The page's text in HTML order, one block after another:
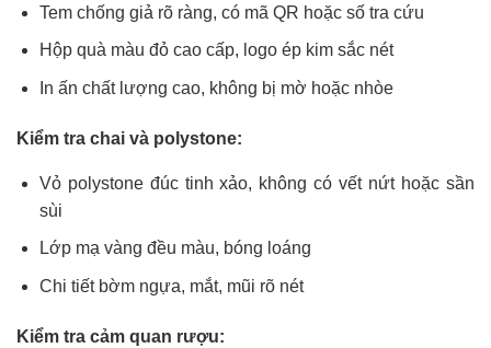
Tem chống giả rõ ràng, có mã QR hoặc số tra cứu
Hộp quà màu đỏ cao cấp, logo ép kim sắc nét
In ấn chất lượng cao, không bị mờ hoặc nhòe
Kiểm tra chai và polystone:
Vỏ polystone đúc tinh xảo, không có vết nứt hoặc sần
sùi
Lớp mạ vàng đều màu, bóng loáng
Chi tiết bờm ngựa, mắt, mũi rõ nét
Kiểm tra cảm quan rượu: